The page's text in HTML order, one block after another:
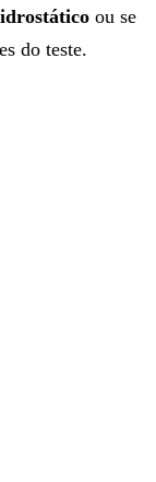
ou se
do teste.